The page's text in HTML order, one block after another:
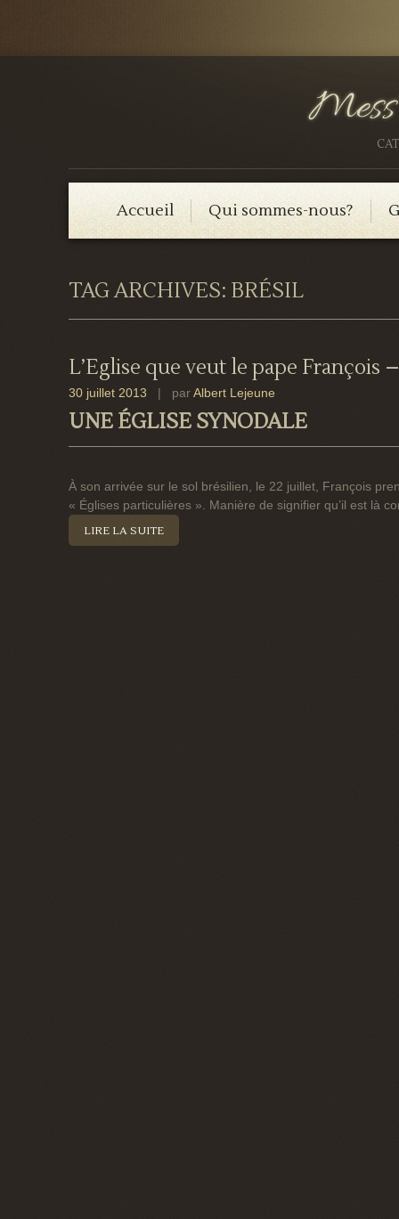
Accueil Qui sommes-nous?
TAG ARCHIVES: BRÉSIL
L’Eglise que veut le pape François
30 juillet 2013 | parAlbert Lejeune
UNE ÉGLISE SYNODALE
À son arrivée sur le sol brésilien, le 22 juillet, François
« Églises particulières ». Manière de signifier qu’il est là
LIRE LA SUITE